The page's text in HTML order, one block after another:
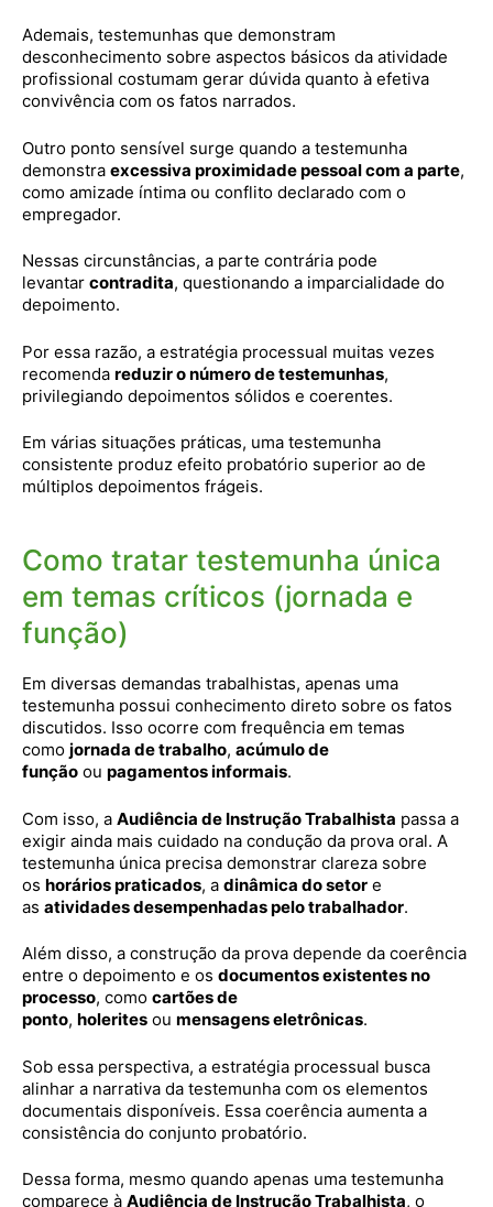
Ademais, testemunhas que demonstram
desconhecimento sobre aspectos básicos da atividade
profissional costumam gerar dúvida quanto à efetiva
convivência com os fatos narrados.
Outro ponto sensível surge quando a testemunha
demonstra excessiva proximidade pessoal com a parte,
como amizade íntima ou conflito declarado com o
empregador.
Nessas circunstâncias, a parte contrária pode
levantar contradita, questionando a imparcialidade do
depoimento.
Por essa razão, a estratégia processual muitas vezes
recomenda reduzir o número de testemunhas,
privilegiando depoimentos sólidos e coerentes.
Em várias situações práticas, uma testemunha
consistente produz efeito probatório superior ao de
múltiplos depoimentos frágeis.
Como tratar testemunha única
em temas críticos (jornada e
função)
Em diversas demandas trabalhistas, apenas uma
testemunha possui conhecimento direto sobre os fatos
discutidos. Isso ocorre com frequência em temas
como jornada de trabalho, acúmulo de
função ou pagamentos informais.
Com isso, a Audiência de Instrução Trabalhista passa a
exigir ainda mais cuidado na condução da prova oral. A
testemunha única precisa demonstrar clareza sobre
os horários praticados, a dinâmica do setor e
as atividades desempenhadas pelo trabalhador.
Além disso, a construção da prova depende da coerência
entre o depoimento e os documentos existentes no
processo, como cartões de
ponto, holerites ou mensagens eletrônicas.
Sob essa perspectiva, a estratégia processual busca
alinhar a narrativa da testemunha com os elementos
documentais disponíveis. Essa coerência aumenta a
consistência do conjunto probatório.
Dessa forma, mesmo quando apenas uma testemunha
comparece à Audiência de Instrução Trabalhista, o